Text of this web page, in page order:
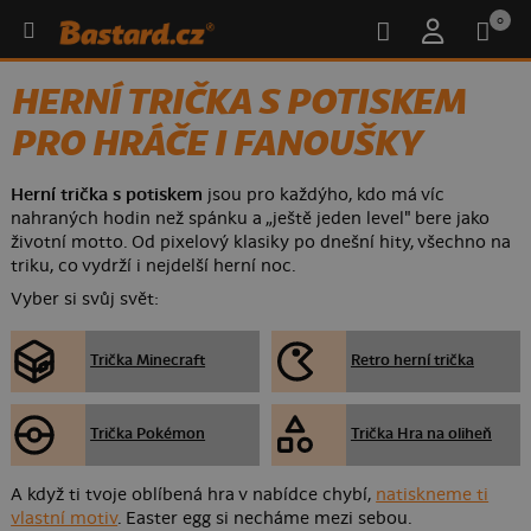
0
HERNÍ TRIČKA S POTISKEM
PRO HRÁČE I FANOUŠKY
Herní trička s potiskem jsou pro každýho, kdo má víc
nahraných hodin než spánku a „ještě jeden level" bere jako
životní motto. Od pixelový klasiky po dnešní hity, všechno na
triku, co vydrží i nejdelší herní noc.
Vyber si svůj svět:
Trička Minecraft Retro herní trička
Trička Pokémon Trička Hra na oliheň
A když ti tvoje oblíbená hra v nabídce chybí, natiskneme ti
vlastní motiv. Easter egg si necháme mezi sebou.